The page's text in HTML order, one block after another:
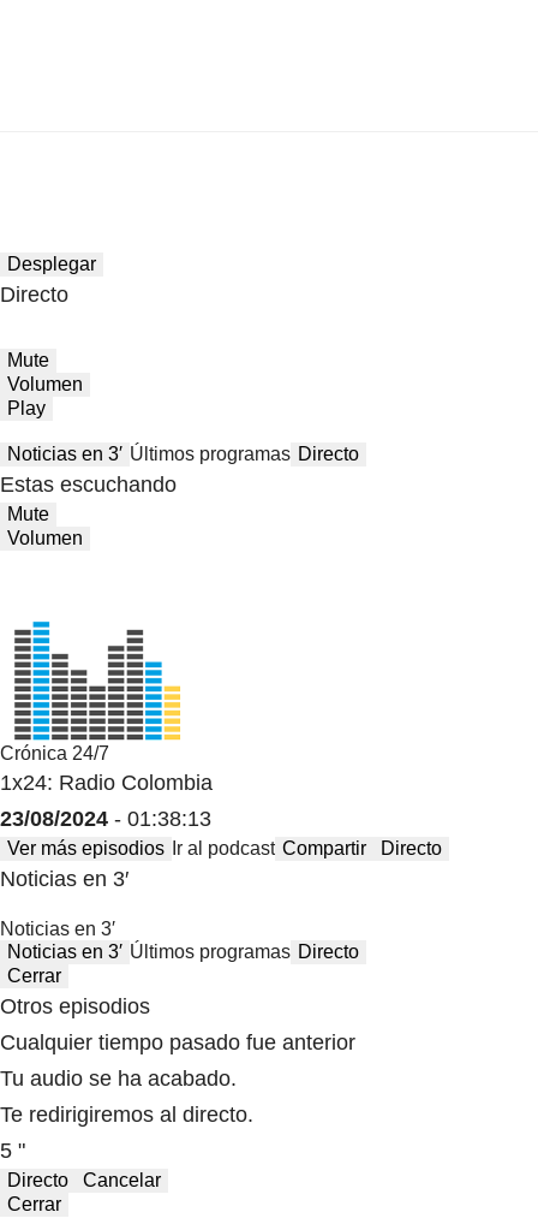
Desplegar
Directo
Mute
Volumen
Play
Noticias en 3′ Últimos programas Directo
Estas escuchando
Mute
Volumen
Crónica 24/7
1x24: Radio Colombia
23/08/2024 - 01:38:13
Ver más episodios Ir al podcast Compartir Directo
Noticias en 3′
Noticias en 3′
Noticias en 3′ Últimos programas Directo
Cerrar
Otros episodios
Cualquier tiempo pasado fue anterior
Tu audio se ha acabado.
Te redirigiremos al directo.
5 "
Directo
Cancelar
Cerrar